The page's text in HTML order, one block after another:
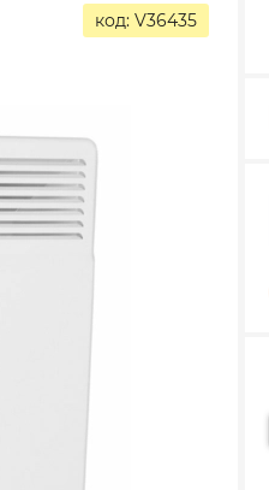
код: V36435